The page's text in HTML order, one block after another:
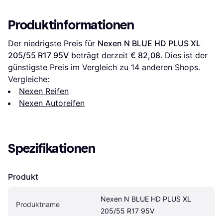
Produktinformationen
Der niedrigste Preis für Nexen N BLUE HD PLUS XL
205/55 R17 95V beträgt derzeit € 82,08. Dies ist der
günstigste Preis im Vergleich zu 14 anderen Shops.
Vergleiche:
Nexen Reifen
Nexen Autoreifen
Spezifikationen
Produkt
Produktname
Nexen N BLUE HD PLUS XL
205/55 R17 95V